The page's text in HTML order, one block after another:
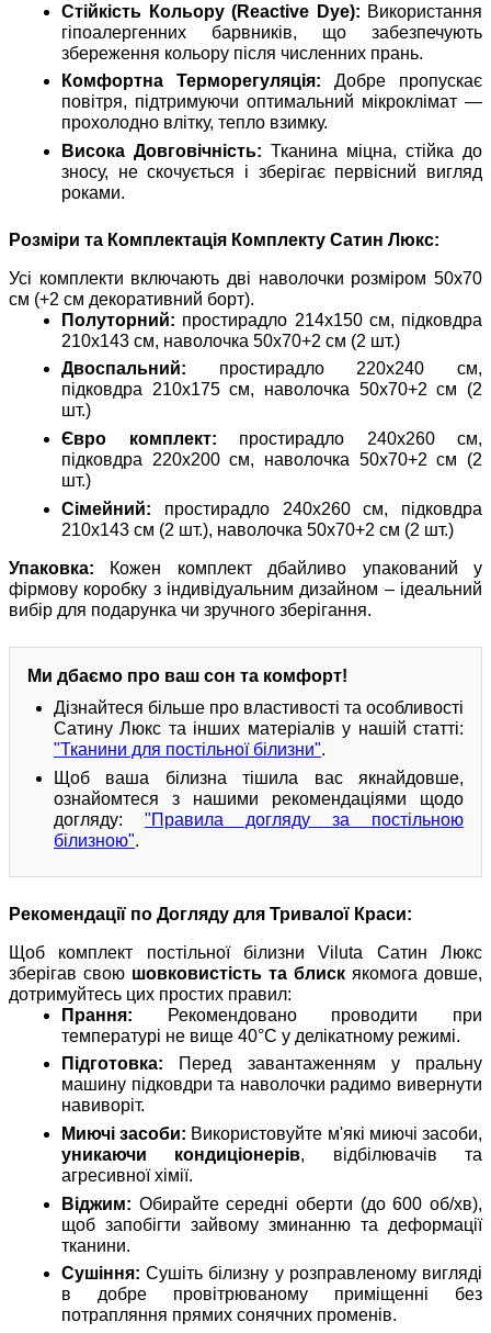
Стійкість Кольору (Reactive Dye): Використання
гіпоалергенних барвників, що забезпечують
збереження кольору після численних прань.
Комфортна Терморегуляція: Добре пропускає
повітря, підтримуючи оптимальний мікроклімат —
прохолодно влітку, тепло взимку.
Висока Довговічність: Тканина міцна, стійка до
зносу, не скочується і зберігає первісний вигляд
роками.
Розміри та Комплектація Комплекту Сатин Люкс:
Усі комплекти включають дві наволочки розміром 50x70
см (+2 см декоративний борт).
Полуторний: простирадло 214x150 см, підковдра
210x143 см, наволочка 50x70+2 см (2 шт.)
Двоспальний: простирадло 220x240 см,
підковдра 210x175 см, наволочка 50x70+2 см (2
шт.)
Євро комплект: простирадло 240x260 см,
підковдра 220x200 см, наволочка 50x70+2 см (2
шт.)
Сімейний: простирадло 240x260 см, підковдра
210x143 см (2 шт.), наволочка 50x70+2 см (2 шт.)
Упаковка: Кожен комплект дбайливо упакований у
фірмову коробку з індивідуальним дизайном – ідеальний
вибір для подарунка чи зручного зберігання.
Ми дбаємо про ваш сон та комфорт!
Дізнайтеся більше про властивості та особливості
Сатину Люкс та інших матеріалів у нашій статті:
"Тканини для постільної білизни".
Щоб ваша білизна тішила вас якнайдовше,
ознайомтеся з нашими рекомендаціями щодо
догляду: "Правила догляду за постільною
білизною".
Рекомендації по Догляду для Тривалої Краси:
Щоб комплект постільної білизни Viluta Сатин Люкс
зберігав свою шовковистість та блиск якомога довше,
дотримуйтесь цих простих правил:
Прання: Рекомендовано проводити при
температурі не вище 40°C у делікатному режимі.
Підготовка: Перед завантаженням у пральну
машину підковдри та наволочки радимо вивернути
навиворіт.
Миючі засоби: Використовуйте м'які миючі засоби,
уникаючи кондиціонерів, відбілювачів та
агресивної хімії.
Віджим: Обирайте середні оберти (до 600 об/хв),
щоб запобігти зайвому зминанню та деформації
тканини.
Сушіння: Сушіть білизну у розправленому вигляді
в добре провітрюваному приміщенні без
потрапляння прямих сонячних променів.